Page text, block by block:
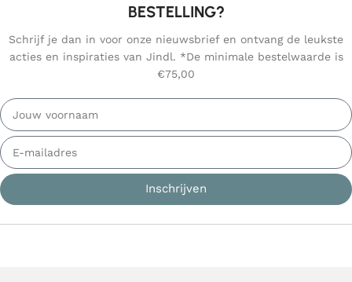
BESTELLING?
Schrijf je dan in voor onze nieuwsbrief en ontvang de leukste
acties en inspiraties van Jindl. *De minimale bestelwaarde is
€75,00
Inschrijven